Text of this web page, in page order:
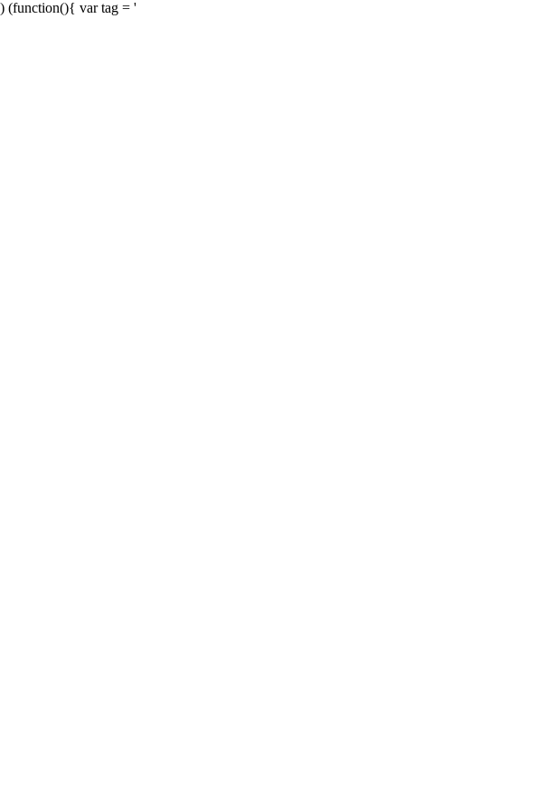
) (function(){ var tag = '